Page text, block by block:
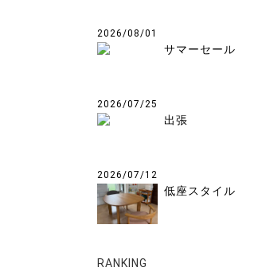
2026/08/01
サマーセール
2026/07/25
出張
2026/07/12
低座スタイル
RANKING